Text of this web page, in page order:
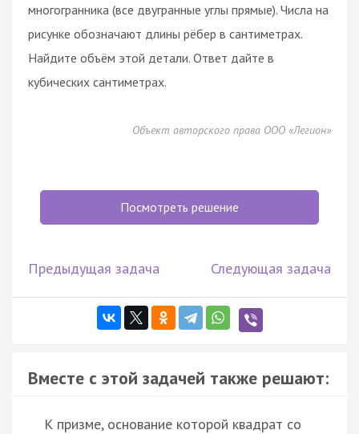
многогранника (все двугранные углы прямые). Числа на
рисунке обозначают длины рёбер в сантиметрах.
Найдите объём этой детали. Ответ дайте в
кубических сантиметрах.
Объект авторского права ООО «Легион»
Посмотреть решение
Предыдущая задача Следующая задача
Вместе с этой задачей также решают:
К призме, основание которой квадрат со